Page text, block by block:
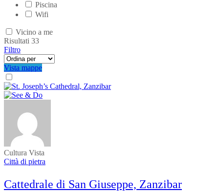
Piscina
Wifi
Vicino a me
Risultati 33
Filtro
Vista mappe
Cultura Vista
Città di pietra
Cattedrale di San Giuseppe, Zanzibar